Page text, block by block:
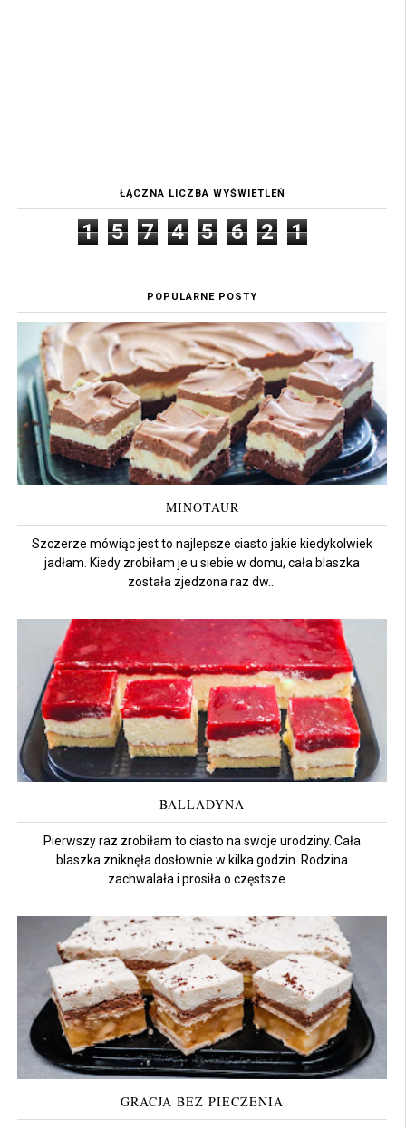
ŁĄCZNA LICZBA WYŚWIETLEŃ
1 5 7 4 5 6 2 1
POPULARNE POSTY
MINOTAUR
Szczerze mówiąc jest to najlepsze ciasto jakie kiedykolwiek
jadłam. Kiedy zrobiłam je u siebie w domu, cała blaszka
została zjedzona raz dw...
BALLADYNA
Pierwszy raz zrobiłam to ciasto na swoje urodziny. Cała
blaszka zniknęła dosłownie w kilka godzin. Rodzina
zachwalała i prosiła o częstsze ...
GRACJA BEZ PIECZENIA